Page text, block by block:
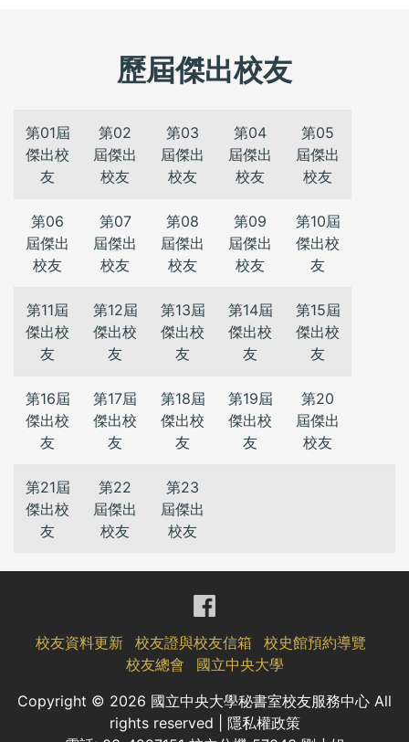
歷屆傑出校友
第01屆
傑出校
友
第02
屆傑出
校友
第03
屆傑出
校友
第04
屆傑出
校友
第05
屆傑出
校友
第06
屆傑出
校友
第07
屆傑出
校友
第08
屆傑出
校友
第09
屆傑出
校友
第10屆
傑出校
友
第11屆
傑出校
友
第12屆
傑出校
友
第13屆
傑出校
友
第14屆
傑出校
友
第15屆
傑出校
友
第16屆
傑出校
友
第17屆
傑出校
友
第18屆
傑出校
友
第19屆
傑出校
友
第20
屆傑出
校友
第21屆
傑出校
友
第22
屆傑出
校友
第23
屆傑出
校友
校友資料更新 校友證與校友信箱
校史館預約導覽
校友總會
國立中央大學
Copyright © 2026 國立中央大學秘書室校友服務中心 All
rights reserved | 隱私權政策